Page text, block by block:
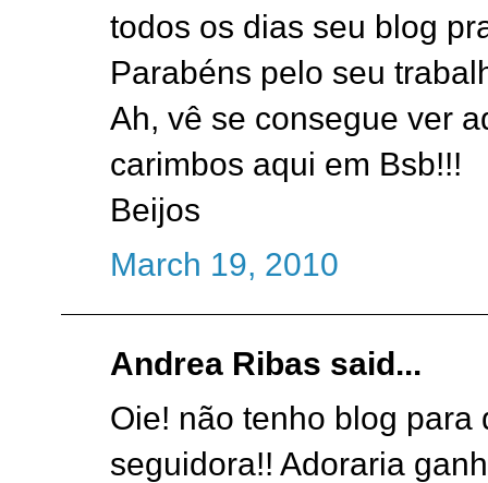
todos os dias seu blog
Parabéns pelo seu
Ah, vê se consegue ver
carimbos aqui em Bsb!!!
Beijos
March 19, 2010
Andrea Ribas said...
Oie! não tenho blog para
seguidora!! Adoraria